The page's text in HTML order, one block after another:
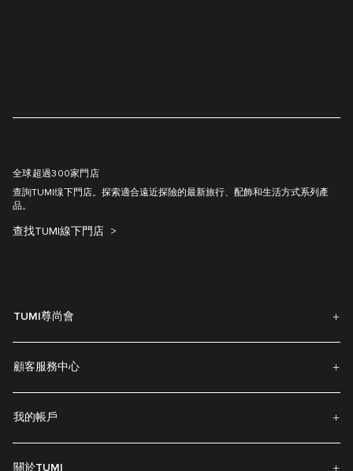
全球超過300家門店
查詢TUMI缐下門店。探索適合遠近探險的最新旅行、配飾和生活方式系列產
品。
查找TUMI線下門店
TUMI尊尚會
顧客服務中心
我的帳戶
關於TUMI